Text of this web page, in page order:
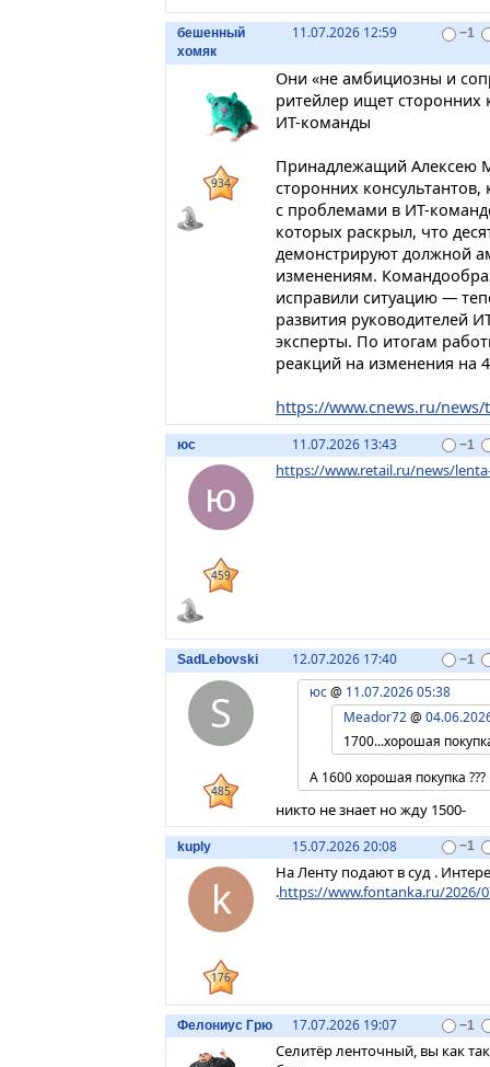
бешенный
хомяк
11.07.2026 12:59 −1
934
Они «не амбициозны и
ритейлер ищет сторонних
ИТ-команды
Принадлежащий Алексею
сторонних
с проблемами в ИТ-
которых раскрыл, что
демонстрируют должной
изменениям.
исправили ситуацию —
развития руководителей
эксперты. По итогам
реакций на изменения на
https://www.cnews.ru/news/
юс 11.07.2026 13:43 −1
ю
459
https://www.retail.ru/news/
SadLebovski 12.07.2026 17:40 −1
S
485
юс@ 11.07.2026 05:38
Meador72@
1700...хорошая
А 1600 хорошая покупка ???
никто не знает но жду 1500-
kuply 15.07.2026 20:08 −1
k
176
На Ленту подают в суд .
.https://www.fontanka.ru/2026/
Фелониус Грю 17.07.2026 19:07 −1
Селитёр ленточный, вы как